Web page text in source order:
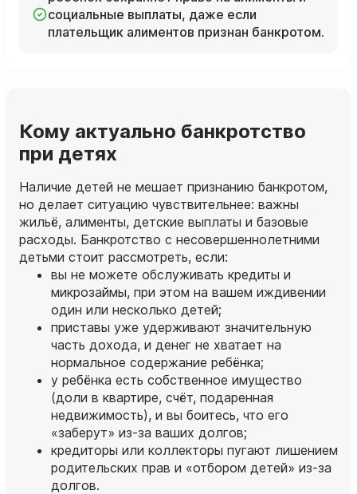
социальные выплаты, даже если
плательщик алиментов признан банкротом.
Кому актуально банкротство
при детях
Наличие детей не мешает признанию банкротом,
но делает ситуацию чувствительнее: важны
жильё, алименты, детские выплаты и базовые
расходы. Банкротство с несовершеннолетними
детьми стоит рассмотреть, если:
вы не можете обслуживать кредиты и
микрозаймы, при этом на вашем иждивении
один или несколько детей;
приставы уже удерживают значительную
часть дохода, и денег не хватает на
нормальное содержание ребёнка;
у ребёнка есть собственное имущество
(доли в квартире, счёт, подаренная
недвижимость), и вы боитесь, что его
«заберут» из‑за ваших долгов;
кредиторы или коллекторы пугают лишением
родительских прав и «отбором детей» из‑за
долгов.